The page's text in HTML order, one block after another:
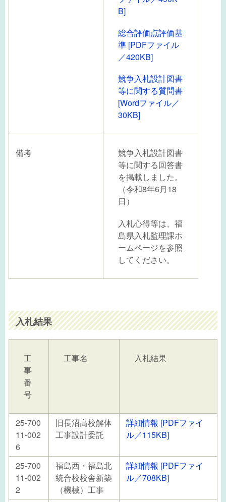
B]
総合評価点評価基
準 [PDFファイル
／420KB]
競争入札設計図書
等に関する質問書
[Wordファイル／
30KB]
備考
競争入札設計図書
等に関する回答書
を掲載しました。
（令和8年6月18
日）
入札心得等は、福
島県入札監理課ホ
ームページを参照
してください。
入札結果
工
事
番
号
工事名 入札結果
25-700
11-002
6
旧長沼高校解体
工事設計委託
詳細情報 [PDFファイ
ル／115KB]
25-700
11-002
2
福島西・福島北
統合校校舎新築
（機械）工事
詳細情報 [PDFファイ
ル／708KB]